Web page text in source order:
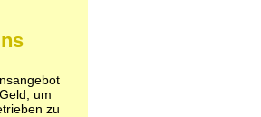
um
zu